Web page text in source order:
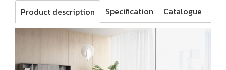
Product description Specification Catalogue